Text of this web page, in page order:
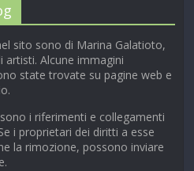
sito sono di Marina Galatioto,
Alcune immagini
state trovate su pagine web e
i riferimenti e collegamenti
i proprietari dei diritti a esse
la rimozione, possono inviare